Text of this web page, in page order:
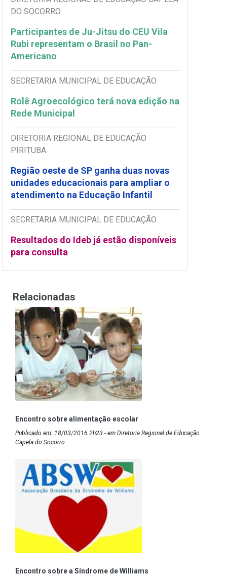
DO SOCORRO
Participantes de Ju-Jitsu do CEU Vila
Rubi representam o Brasil no Pan-
Americano
SECRETARIA MUNICIPAL DE EDUCAÇÃO
Rolê Agroecológico terá nova edição na
Rede Municipal
DIRETORIA REGIONAL DE EDUCAÇÃO
PIRITUBA
Região oeste de SP ganha duas novas
unidades educacionais para ampliar o
atendimento na Educação Infantil
SECRETARIA MUNICIPAL DE EDUCAÇÃO
Resultados do Ideb já estão disponíveis
para consulta
Relacionadas
Encontro sobre alimentação escolar
Publicado em: 18/03/2016 2h23 - em Diretoria Regional de Educação
Capela do Socorro
Encontro sobre a Síndrome de Williams